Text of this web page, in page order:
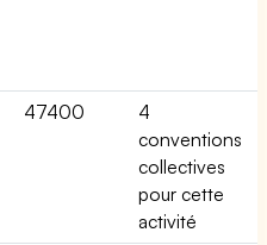
47400
4
conventions
collectives
pour cette
activité